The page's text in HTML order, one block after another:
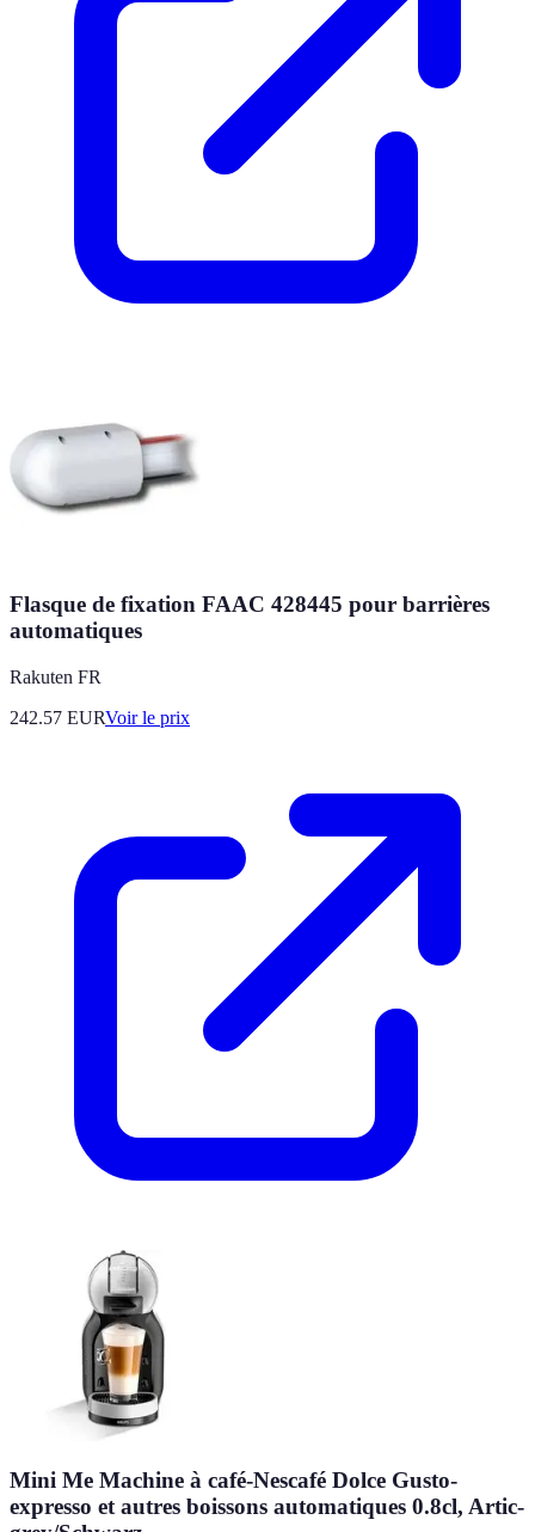
Flasque de fixation FAAC 428445 pour barrières
automatiques
Rakuten FR
242.57 EURVoir le prix
Mini Me Machine à café-Nescafé Dolce Gusto-
expresso et autres boissons automatiques 0.8cl, Artic-